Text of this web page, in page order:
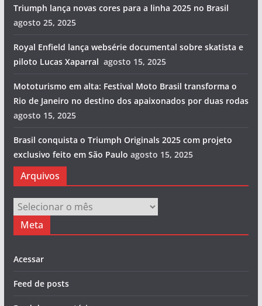
Triumph lança novas cores para a linha 2025 no Brasil
agosto 25, 2025
Royal Enfield lança websérie documental sobre skatista e
piloto Lucas Xaparral agosto 15, 2025
Mototurismo em alta: Festival Moto Brasil transforma o
Rio de Janeiro no destino dos apaixonados por duas rodas
agosto 15, 2025
Brasil conquista o Triumph Originals 2025 com projeto
exclusivo feito em São Paulo agosto 15, 2025
Arquivos
Arquivos
Meta
Acessar
Feed de posts